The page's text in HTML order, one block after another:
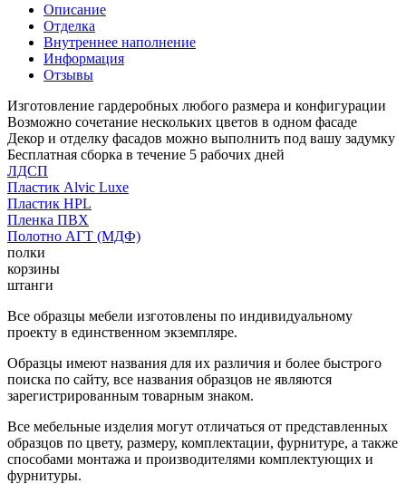
Описание
Отделка
Внутреннее наполнение
Информация
Отзывы
Изготовление гардеробных любого размера и конфигурации
Возможно сочетание нескольких цветов в одном фасаде
Декор и отделку фасадов можно выполнить под вашу задумку
Бесплатная сборка в течение 5 рабочих дней
ЛДСП
Пластик Alvic Luxe
Пластик HPL
Пленка ПВХ
Полотно АГТ (МДФ)
полки
корзины
штанги
Все образцы мебели изготовлены по индивидуальному
проекту в единственном экземпляре.
Образцы имеют названия для их различия и более быстрого
поиска по сайту, все названия образцов не являются
зарегистрированным товарным знаком.
Все мебельные изделия могут отличаться от представленных
образцов по цвету, размеру, комплектации, фурнитуре, а также
способами монтажа и производителями комплектующих и
фурнитуры.